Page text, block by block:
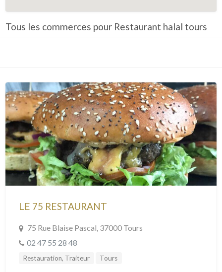
Tous les commerces pour Restaurant halal tours
LE 75 RESTAURANT
75 Rue Blaise Pascal, 37000 Tours
02 47 55 28 48
Restauration, Traiteur Tours